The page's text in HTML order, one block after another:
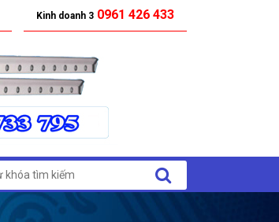
Kinh doanh 3 0961 426 433